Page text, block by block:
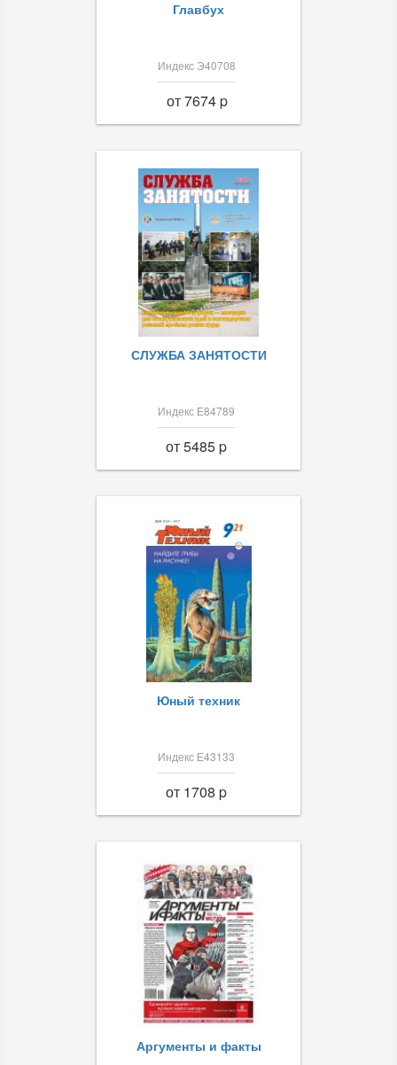
Главбух
Индекс Э40708
от 7674 p
СЛУЖБА ЗАНЯТОСТИ
Индекс Е84789
от 5485 p
Юный техник
Индекс Е43133
от 1708 p
Аргументы и факты